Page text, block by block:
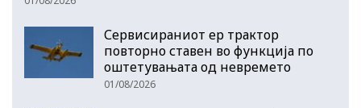
Сервисираниот ер трактор
повторно ставен во функција по
оштетувањата од невремето
01/08/2026